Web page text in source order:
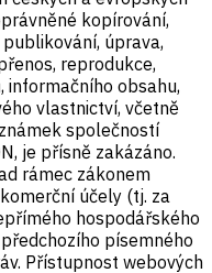
kopírování,
úprava,
reprodukce,
informačního obsahu,
vlastnictví, včetně
společností
je přísně zakázáno.
rámec zákonem
účely (tj. za
hospodářského
písemného
Přístupnost webových